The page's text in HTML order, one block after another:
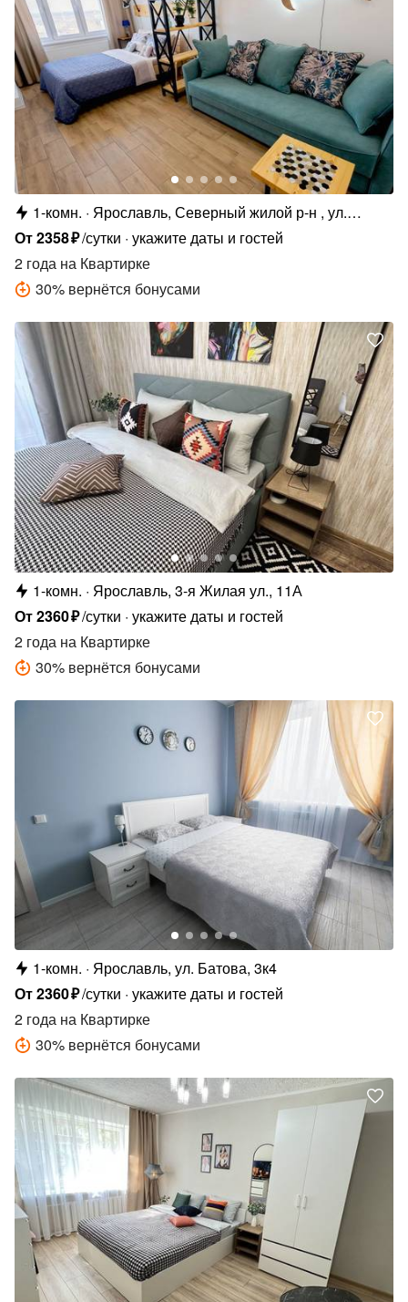
1-комн.
Ярославль, Северный жилой р-н , ул.
Елены Колесовой, 26Б
От2358₽/сутки укажите даты и гостей
2 года на Квартирке
30% вернётся бонусами
1-комн.
Ярославль, 3-я Жилая ул., 11А
От2360₽/сутки укажите даты и гостей
2 года на Квартирке
30% вернётся бонусами
1-комн.
Ярославль, ул. Батова, 3к4
От2360₽/сутки укажите даты и гостей
2 года на Квартирке
30% вернётся бонусами